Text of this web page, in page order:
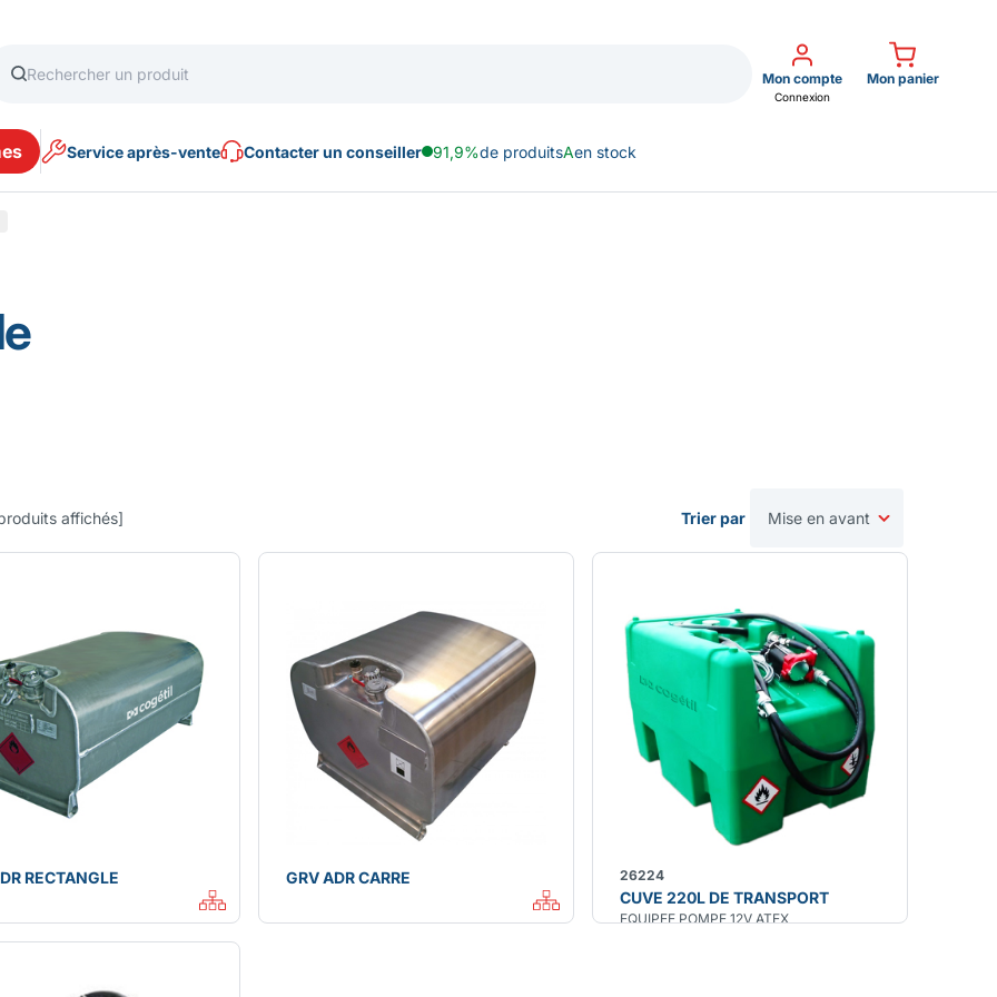
Mon compte
Connexion
Mon panier
Service après-vente Contacter un conseiller 91,9%de produitsAen stock
affichés] Trier par
RECTANGLE GRV ADR CARRE 26224
CUVE 220L DE TRANSPORT
EQUIPEE POMPE 12V ATEX